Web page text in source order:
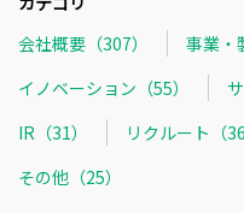
会社概要（307）
事業・
イノベーション（55）
IR（31）
リクルート（36
その他（25）